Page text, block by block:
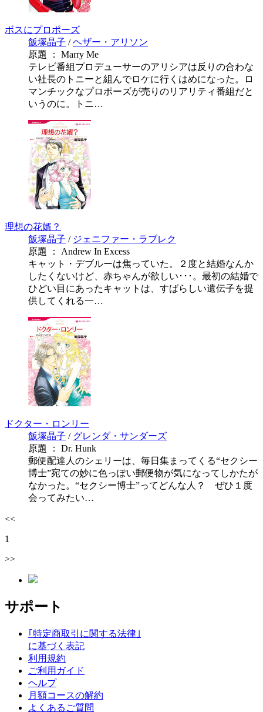
ボスにプロポーズ
飯塚晶子 /ヘザー・アリソン
原題 ： Marry Me
テレビ番組プロデューサーのアリシアは反りの合わな
い社長のトニーと組んでロケに行くはめになった。ロ
マンチックなプロポーズが売りのリアリティ番組だと
いうのに。トニ…
理想の花婿？
飯塚晶子 / ジェニファー・ラブレク
原題 ： Andrew In Excess
キャット・デブルーは焦っていた。２度と結婚なんか
したくないけど、赤ちゃんが欲しい･･･。最初の結婚で
ひどい目にあったキャットは、すばらしい遺伝子を提
供してくれる一…
ドクター・ロンリー
飯塚晶子 / グレンダ・サンダーズ
原題 ： Dr. Hunk
郵便配達人のシェリーは、毎日集まってくる“セクシー
博士”宛ての妙に色っぽい郵便物が気になってしかたが
なかった。“セクシー博士”ってどんな人？ ぜひ１度
会ってみたい…
<<
1
>>
サポート
｢特定商取引に関する法律｣
に基づく表記
利用規約
ご利用ガイド
ヘルプ
月額コースの解約
よくあるご質問